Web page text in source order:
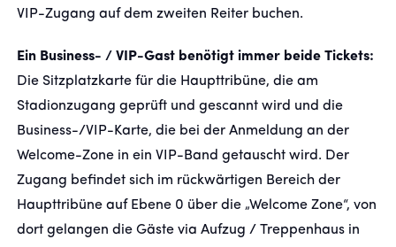
VIP-Zugang auf dem zweiten Reiter buchen.
Ein Business- / VIP-Gast benötigt immer beide Tickets:
Die Sitzplatzkarte für die Haupttribüne, die am
Stadionzugang geprüft und gescannt wird und die
Business-/VIP-Karte, die bei der Anmeldung an der
Welcome-Zone in ein VIP-Band getauscht wird. Der
Zugang befindet sich im rückwärtigen Bereich der
Haupttribüne auf Ebene 0 über die „Welcome Zone“, von
dort gelangen die Gäste via Aufzug / Treppenhaus in